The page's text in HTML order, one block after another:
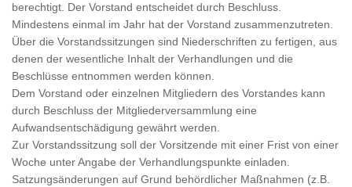
berechtigt. Der Vorstand entscheidet durch Beschluss.
Mindestens einmal im Jahr hat der Vorstand zusammenzutreten.
Über die Vorstandssitzungen sind Niederschriften zu fertigen, aus
denen der wesentliche Inhalt der Verhandlungen und die
Beschlüsse entnommen werden können.
Dem Vorstand oder einzelnen Mitgliedern des Vorstandes kann
durch Beschluss der Mitgliederversammlung eine
Aufwandsentschädigung gewährt werden.
Zur Vorstandssitzung soll der Vorsitzende mit einer Frist von einer
Woche unter Angabe der Verhandlungspunkte einladen.
Satzungsänderungen auf Grund behördlicher Maßnahmen (z.B.